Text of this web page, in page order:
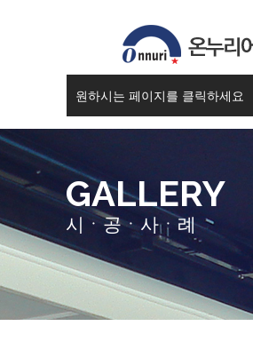
원하시는 페이지를 클릭하세요
GALLERY
시ㆍ공ㆍ사ㆍ례